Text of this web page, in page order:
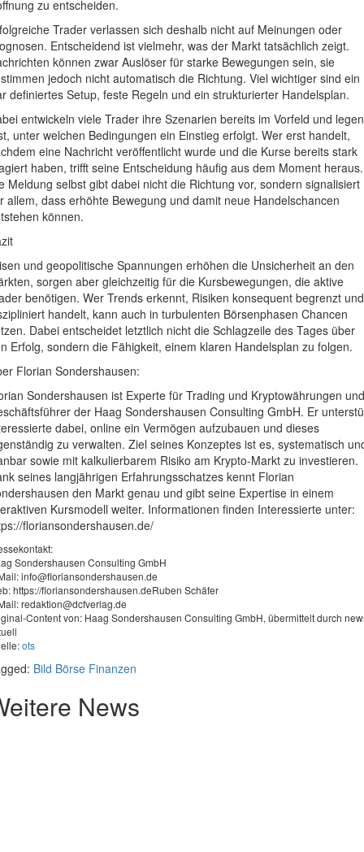
zu entscheiden.
Trader verlassen sich deshalb nicht auf Meinungen oder
Entscheidend ist vielmehr, was der Markt tatsächlich zeigt.
können zwar Auslöser für starke Bewegungen sein, sie
jedoch nicht automatisch die Richtung. Viel wichtiger sind ein
definiertes Setup, feste Regeln und ein strukturierter Handelsplan.
entwickeln viele Trader ihre Szenarien bereits im Vorfeld und legen
unter welchen Bedingungen ein Einstieg erfolgt. Wer erst handelt,
eine Nachricht veröffentlicht wurde und die Kurse bereits stark
haben, trifft seine Entscheidung häufig aus dem Moment heraus.
Meldung selbst gibt dabei nicht die Richtung vor, sondern signalisiert
allem, dass erhöhte Bewegung und damit neue Handelschancen
können.
und geopolitische Spannungen erhöhen die Unsicherheit an den
sorgen aber gleichzeitig für die Kursbewegungen, die aktive
benötigen. Wer Trends erkennt, Risiken konsequent begrenzt und
handelt, kann auch in turbulenten Börsenphasen Chancen
Dabei entscheidet letztlich nicht die Schlagzeile des Tages über
Erfolg, sondern die Fähigkeit, einem klaren Handelsplan zu folgen.
Florian Sondershausen:
Sondershausen ist Experte für Trading und Kryptowährungen und
der Haag Sondershausen Consulting GmbH. Er
dabei, online ein Vermögen aufzubauen und dieses
zu verwalten. Ziel seines Konzeptes ist es, systematisch
sowie mit kalkulierbarem Risiko am Krypto-Markt zu investieren.
seines langjährigen Erfahrungsschatzes kennt Florian
den Markt genau und gibt seine Expertise in einem
Kursmodell weiter. Informationen finden Interessierte unter:
floriansondershausen.de/
Sondershausen Consulting GmbH
info@floriansondershausen.de
https://floriansondershausen.deRuben Schäfer
redaktion@dcfverlag.de
Content von: Haag Sondershausen Consulting GmbH, übermittelt durch
ots
Bild Börse Finanzen
News